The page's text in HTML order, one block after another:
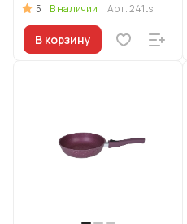
5 В наличии Арт.241tsl
В корзину